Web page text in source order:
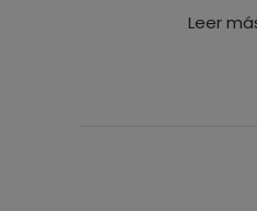
Leer